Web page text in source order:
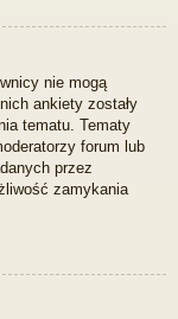
nie mogą
ankiety zostały
tematu. Tematy
forum lub
przez
zamykania